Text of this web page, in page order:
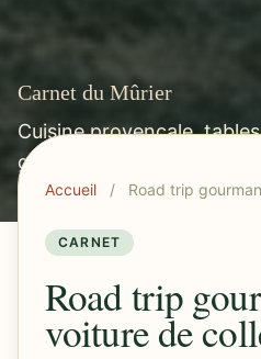
Carnet du Mûrier
Cuisine provençale,
gourmandes
Accueil / Road trip
CARNET
Road trip
voiture de